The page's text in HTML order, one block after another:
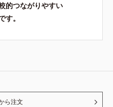
的つながりやすい
す。
ら注文